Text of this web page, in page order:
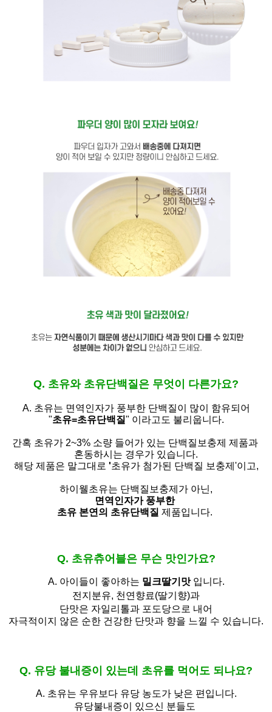
Q. 초유와 초유단백질은 무엇이 다른가요?
A. 초유는 면역인자가 풍부한 단백질이 많이 함유되어
"초유=초유단백질" 이라고도 불리웁니다.
간혹 초유가 2~3% 소량 들어가 있는 단백질보충제 제품과
혼동하시는 경우가 있습니다.
해당 제품은 말그대로 '초유가 첨가된 단백질 보충제'이고,
하이웰초유는 단백질보충제가 아닌,
면역인자가 풍부한
초유 본연의 초유단백질 제품입니다.
Q. 초유츄어블은 무슨 맛인가요?
A. 아이들이 좋아하는 밀크딸기맛입니다.
전지분유, 천연향료(딸기향)과
단맛은 자일리톨과 포도당으로 내어
자극적이지 않은 순한 건강한 단맛과 향을 느낄 수 있습니다.
Q. 유당 불내증이 있는데 초유를 먹어도 되나요?
A. 초유는 우유보다 유당 농도가 낮은 편입니다.
유당불내증이 있으신 분들도